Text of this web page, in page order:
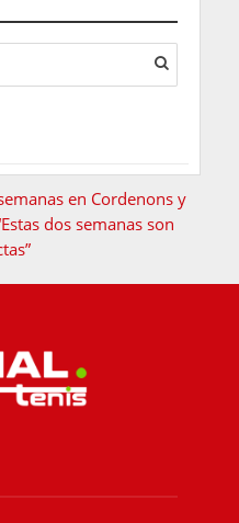
en Cordenons y
dos semanas son